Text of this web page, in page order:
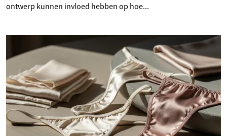
ontwerp kunnen invloed hebben op hoe...